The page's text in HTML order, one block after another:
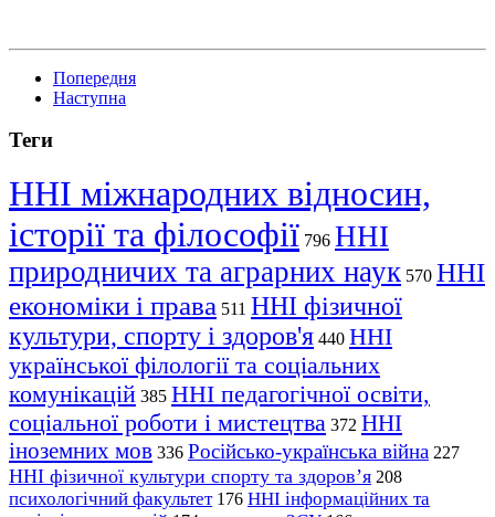
Попередня
Наступна
Теги
ННІ міжнародних відносин,
історії та філософії 796 ННІ
природничих та аграрних наук 570 ННІ
економіки і права 511 ННІ фізичної
культури, спорту і здоров'я 440 ННІ
української філології та соціальних
комунікацій 385 ННІ педагогічної освіти,
соціальної роботи і мистецтва 372 ННІ
іноземних мов 336 Російсько-українська війна 227
ННІ фізичної культури спорту та здоров’я 208
психологічний факультет 176 ННІ інформаційних та